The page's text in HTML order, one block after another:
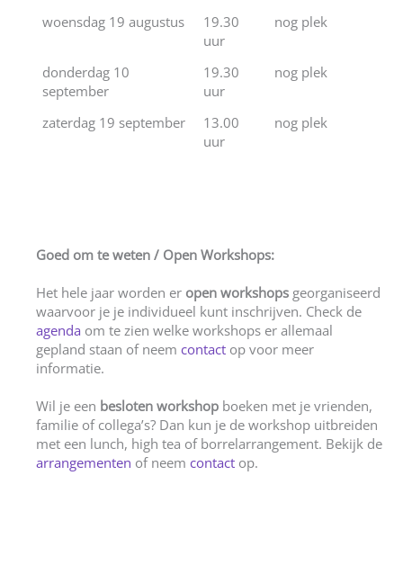
woensdag 19 augustus
19.30
uur
nog plek
donderdag 10
september
19.30
uur
nog plek
zaterdag 19 september
13.00
uur
nog plek
Goed om te weten / Open Workshops:
Het hele jaar worden er open workshops georganiseerd
waarvoor je je individueel kunt inschrijven. Check de
agenda om te zien welke workshops er allemaal
gepland staan of neem contact op voor meer
informatie.
Wil je een besloten workshop boeken met je vrienden,
familie of collega’s? Dan kun je de workshop uitbreiden
met een lunch, high tea of borrelarrangement. Bekijk de
arrangementen of neem contact op.